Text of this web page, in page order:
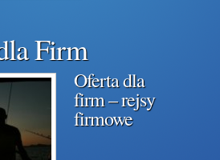
Firm
Oferta dla
firm – rejsy
firmowe